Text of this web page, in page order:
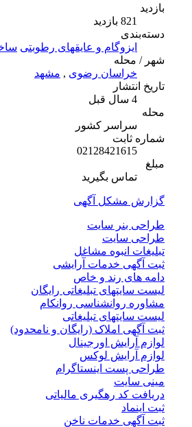
دسته‌بندی
ایزوگام و عایقهای رطوبتی ساختمان
شهر / محله
خراسان رضوی ,مشهد
تاریخ انتشار
سراسر کشور
شماره ثابت
02128421615
تماس بگیرید
گزارش مشکل آگهی
طراحی بنر سایت
طراحی سایت
تبلیغات انبوه مشاغل
ثبت آگهی خدمات آرایشی
دامه های رند و خاص
لیست سایتهای تبلیغاتی رایگان
مشاوره روانشناسی روانکام
لیست سایتهای تبلیغاتی
ثبت آگهی املاک (رایگان و نامحدود)
لوازم آرایش اورجینال
لوازم آرایش لوکس
طراحی پست اینستاگرام
مینی سایت
دریافت کد رهگیری مالیاتی
ثبت اینماد
ثبت آگهی خدمات ناخن